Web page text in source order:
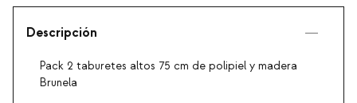
Descripción
Pack 2 taburetes altos 75 cm de polipiel y madera
Brunela